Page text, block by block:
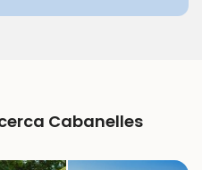
Cabanelles